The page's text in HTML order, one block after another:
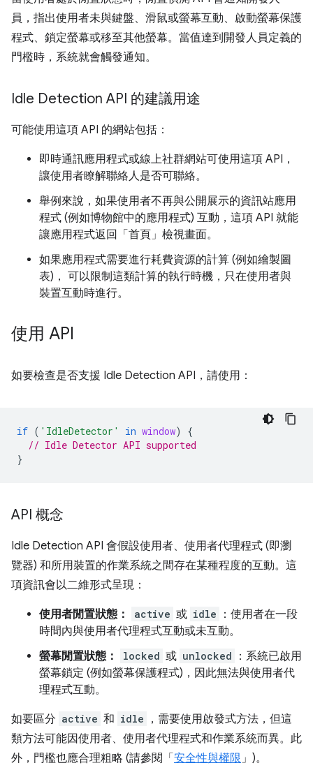
員，指出使用者未與鍵盤、滑鼠或螢幕互動、啟動螢幕保護
程式、鎖定螢幕或移至其他螢幕。當值達到開發人員定義的
門檻時，系統就會觸發通知。
Idle Detection API 的建議用途
可能使用這項 API 的網站包括：
即時通訊應用程式或線上社群網站可使用這項 API，
讓使用者瞭解聯絡人是否可聯絡。
舉例來說，如果使用者不再與公開展示的資訊站應用
程式 (例如博物館中的應用程式) 互動，這項 API 就能
讓應用程式返回「首頁」檢視畫面。
如果應用程式需要進行耗費資源的計算 (例如繪製圖
表)， 可以限制這類計算的執行時機，只在使用者與
裝置互動時進行。
使用 API
如要檢查是否支援 Idle Detection API，請使用：
if ( 'IdleDetector' in window)
{
// Idle Detector API supported
}
API 概念
Idle Detection API 會假設使用者、使用者代理程式 (即瀏
覽器) 和所用裝置的作業系統之間存在某種程度的互動。這
項資訊會以二維形式呈現：
使用者閒置狀態： active 或 idle
：使用者在一段
時間內與使用者代理程式互動或未互動。
螢幕閒置狀態：
locked 或 unlocked
：系統已啟用
螢幕鎖定 (例如螢幕保護程式)，因此無法與使用者代
理程式互動。
如要區分 active 和 idle
，需要使用啟發式方法，但這
類方法可能因使用者、使用者代理程式和作業系統而異。此
外，門檻也應合理粗略 (請參閱「 安全性與權限」)。